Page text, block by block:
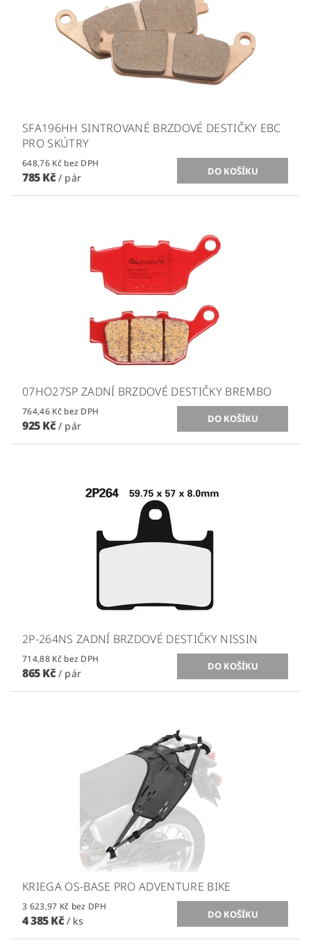
SFA196HH SINTROVANÉ BRZDOVÉ DESTIČKY EBC
PRO SKÚTRY
648,76 Kč bez DPH
785 Kč / pár
07HO27SP ZADNÍ BRZDOVÉ DESTIČKY BREMBO
764,46 Kč bez DPH
925 Kč / pár
2P-264NS ZADNÍ BRZDOVÉ DESTIČKY NISSIN
714,88 Kč bez DPH
865 Kč / pár
KRIEGA OS-BASE PRO ADVENTURE BIKE
3 623,97 Kč bez DPH
4 385 Kč / ks